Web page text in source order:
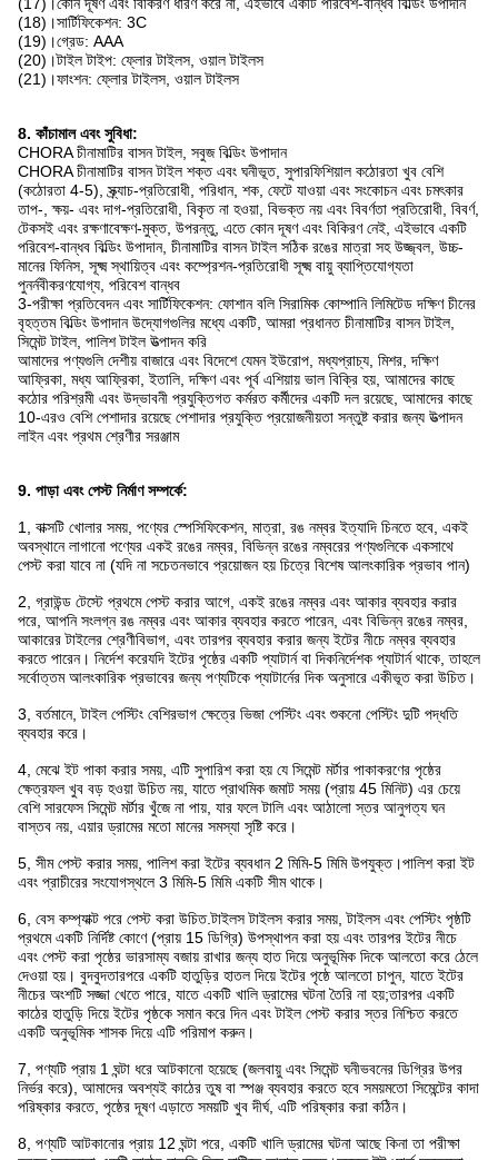
(18)।সার্টিফিকেশন: 3C
(19)।গ্রেড: AAA
(20)।টাইল টাইপ: ফ্লোর টাইলস, ওয়াল টাইলস
(21)।ফাংশন: ফ্লোর টাইলস, ওয়াল টাইলস
8. কাঁচামাল এবং সুবিধা:
CHORA চীনামাটির বাসন টাইল, সবুজ বিল্ডিং উপাদান
CHORA চীনামাটির বাসন টাইল শক্ত এবং ঘনীভূত, সুপারফিশিয়াল কঠোরতা খুব বেশি
(কঠোরতা 4-5), স্ক্র্যাচ-প্রতিরোধী, পরিধান, শক, ফেটে যাওয়া এবং সংকোচন এবং চমৎকার
তাপ-, ক্ষয়- এবং দাগ-প্রতিরোধী, বিকৃত না হওয়া, বিভক্ত নয় এবং বিবর্ণতা প্রতিরোধী, বিবর্ণ,
টেকসই এবং রক্ষণাবেক্ষণ-মুক্ত, উপরন্তু, এতে কোন দূষণ এবং বিকিরণ নেই, এইভাবে একটি
পরিবেশ-বান্ধব বিল্ডিং উপাদান, চীনামাটির বাসন টাইল সঠিক রঙের মাত্রা সহ উজ্জ্বল, উচ্চ-
মানের ফিনিস, সূক্ষ্ম স্থায়িত্ব এবং কম্প্রেশন-প্রতিরোধী সূক্ষ্ম বায়ু ব্যাপ্তিযোগ্যতা
পুনর্নবীকরণযোগ্য, পরিবেশ বান্ধব
3-পরীক্ষা প্রতিবেদন এবং সার্টিফিকেশন: ফোশান বলি সিরামিক কোম্পানি লিমিটেড দক্ষিণ চীনের
বৃহত্তম বিল্ডিং উপাদান উদ্যোগগুলির মধ্যে একটি, আমরা প্রধানত চীনামাটির বাসন টাইল,
সিমেন্ট টাইল, পালিশ টাইল উত্পাদন করি
আমাদের পণ্যগুলি দেশীয় বাজারে এবং বিদেশে যেমন ইউরোপ, মধ্যপ্রাচ্য, মিশর, দক্ষিণ
আফ্রিকা, মধ্য আফ্রিকা, ইতালি, দক্ষিণ এবং পূর্ব এশিয়ায় ভাল বিক্রি হয়, আমাদের কাছে
কঠোর পরিশ্রমী এবং উদ্ভাবনী প্রযুক্তিগত কর্মরত কর্মীদের একটি দল রয়েছে, আমাদের কাছে
10-এরও বেশি পেশাদার রয়েছে পেশাদার প্রযুক্তি প্রয়োজনীয়তা সন্তুষ্ট করার জন্য উত্পাদন
লাইন এবং প্রথম শ্রেণীর সরঞ্জাম
9. পাড়া এবং পেস্ট নির্মাণ সম্পর্কে:
1, বাক্সটি খোলার সময়, পণ্যের স্পেসিফিকেশন, মাত্রা, রঙ নম্বর ইত্যাদি চিনতে হবে, একই
অবস্থানে লাগানো পণ্যের একই রঙের নম্বর, বিভিন্ন রঙের নম্বরের পণ্যগুলিকে একসাথে
পেস্ট করা যাবে না (যদি না সচেতনভাবে প্রয়োজন হয় চিত্রে বিশেষ আলংকারিক প্রভাব পান)
2, গ্রাউন্ড টেস্টে প্রথমে পেস্ট করার আগে, একই রঙের নম্বর এবং আকার ব্যবহার করার
পরে, আপনি সংলগ্ন রঙ নম্বর এবং আকার ব্যবহার করতে পারেন, এবং বিভিন্ন রঙের নম্বর,
আকারের টাইলের শ্রেণীবিভাগ, এবং তারপর ব্যবহার করার জন্য ইটের নীচে নম্বর ব্যবহার
করতে পারেন। নির্দেশ করেযদি ইটের পৃষ্ঠের একটি প্যাটার্ন বা দিকনির্দেশক প্যাটার্ন থাকে, তাহলে
সর্বোত্তম আলংকারিক প্রভাবের জন্য পণ্যটিকে প্যাটার্নের দিক অনুসারে একীভূত করা উচিত।
3, বর্তমানে, টাইল পেস্টিং বেশিরভাগ ক্ষেত্রে ভিজা পেস্টিং এবং শুকনো পেস্টিং দুটি পদ্ধতি
ব্যবহার করে।
4, মেঝে ইট পাকা করার সময়, এটি সুপারিশ করা হয় যে সিমেন্ট মর্টার পাকাকরণের পৃষ্ঠের
ক্ষেত্রফল খুব বড় হওয়া উচিত নয়, যাতে প্রাথমিক জমাট সময় (প্রায় 45 মিনিট) এর চেয়ে
বেশি সারফেস সিমেন্ট মর্টার খুঁজে না পায়, যার ফলে টালি এবং আঠালো স্তর আনুগত্য ঘন
বাস্তব নয়, এয়ার ড্রামের মতো মানের সমস্যা সৃষ্টি করে।
5, সীম পেস্ট করার সময়, পালিশ করা ইটের ব্যবধান 2 মিমি-5 মিমি উপযুক্ত।পালিশ করা ইট
এবং প্রাচীরের সংযোগস্থলে 3 মিমি-5 মিমি একটি সীম থাকে।
6, বেস কম্প্যাক্ট পরে পেস্ট করা উচিত.টাইলস টাইলস করার সময়, টাইলস এবং পেস্টিং পৃষ্ঠটি
প্রথমে একটি নির্দিষ্ট কোণে (প্রায় 15 ডিগ্রি) উপস্থাপন করা হয় এবং তারপর ইটের নীচে
এবং পেস্ট করা পৃষ্ঠের ভারসাম্য বজায় রাখার জন্য হাত দিয়ে অনুভূমিক দিকে আলতো করে ঠেলে
দেওয়া হয়। বুদবুদতারপরে একটি হাতুড়ির হাতল দিয়ে ইটের পৃষ্ঠে আলতো চাপুন, যাতে ইটের
নীচের অংশটি সজ্জা খেতে পারে, যাতে একটি খালি ড্রামের ঘটনা তৈরি না হয়;তারপর একটি
কাঠের হাতুড়ি দিয়ে ইটের পৃষ্ঠকে সমান করে দিন এবং টাইল পেস্ট করার স্তর নিশ্চিত করতে
একটি অনুভূমিক শাসক দিয়ে এটি পরিমাপ করুন।
7, পণ্যটি প্রায় 1 ঘন্টা ধরে আটকানো হয়েছে (জলবায়ু এবং সিমেন্ট ঘনীভবনের ডিগ্রির উপর
নির্ভর করে), আমাদের অবশ্যই কাঠের তুষ বা স্পঞ্জ ব্যবহার করতে হবে সময়মতো সিমেন্টের কাদা
পরিষ্কার করতে, পৃষ্ঠের দূষণ এড়াতে সময়টি খুব দীর্ঘ, এটি পরিষ্কার করা কঠিন।
8, পণ্যটি আটকানোর প্রায় 12 ঘন্টা পরে, একটি খালি ড্রামের ঘটনা আছে কিনা তা পরীক্ষা